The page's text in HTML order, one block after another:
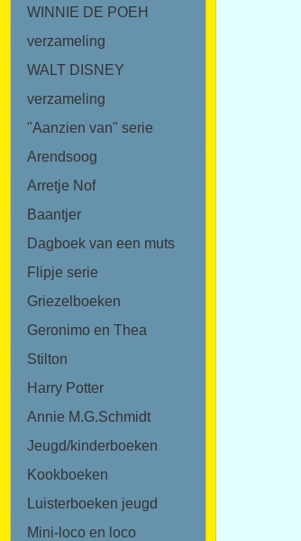
WINNIE DE POEH
verzameling
WALT DISNEY
verzameling
"Aanzien van" serie
Arendsoog
Arretje Nof
Baantjer
Dagboek van een muts
Flipje serie
Griezelboeken
Geronimo en Thea
Stilton
Harry Potter
Annie M.G.Schmidt
Jeugd/kinderboeken
Kookboeken
Luisterboeken jeugd
Mini-loco en loco